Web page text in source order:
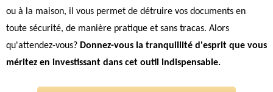
ou à la maison, il vous permet de détruire vos documents en
toute sécurité, de manière pratique et sans tracas. Alors
qu'attendez-vous? Donnez-vous la tranquillité d'esprit que vous
méritez en investissant dans cet outil indispensable.